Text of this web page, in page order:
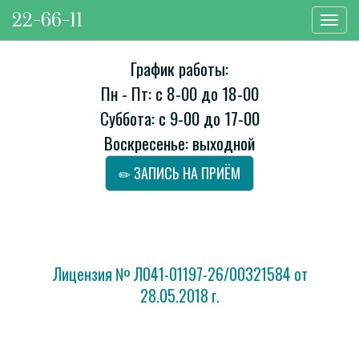
График работы:
Пн - Пт: с 8-00 до 18-00
Суббота: с 9-00 до 17-00
Воскресенье: выходной
ЗАПИСЬ НА ПРИЁМ
Лицензия № Л041-01197-26/00321584 от
28.05.2018 г.
22-66-11